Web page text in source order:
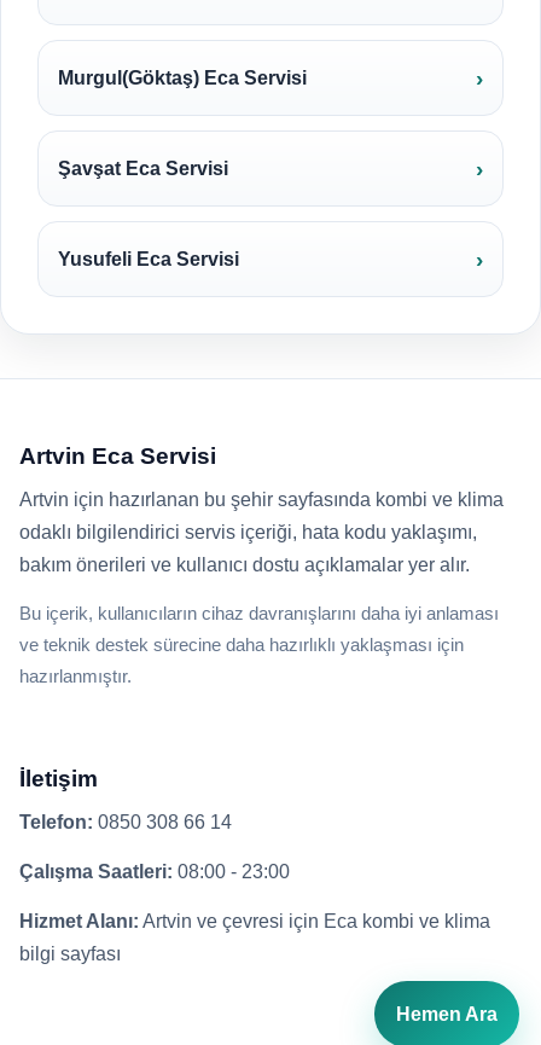
Murgul(Göktaş) Eca Servisi
Şavşat Eca Servisi
Yusufeli Eca Servisi
Artvin Eca Servisi
Artvin için hazırlanan bu şehir sayfasında kombi ve klima
odaklı bilgilendirici servis içeriği, hata kodu yaklaşımı,
bakım önerileri ve kullanıcı dostu açıklamalar yer alır.
Bu içerik, kullanıcıların cihaz davranışlarını daha iyi anlaması
ve teknik destek sürecine daha hazırlıklı yaklaşması için
hazırlanmıştır.
İletişim
Telefon: 0850 308 66 14
Çalışma Saatleri: 08:00 - 23:00
Hizmet Alanı: Artvin ve çevresi için Eca kombi ve klima
bilgi sayfası
Hemen Ara